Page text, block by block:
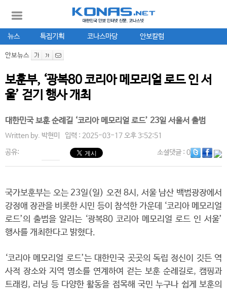
뉴스 특집기획 코나스마당 안보칼럼
안보뉴스
보훈부, ‘광복80 코리아 메모리얼 로드 인 서
울’ 걷기 행사 개최
대한민국 보훈 순례길 ‘코리아 메모리얼 로드’ 23일 서울서 출범
Written by. 박현미 입력 : 2025-03-17 오후 3:52:51
공유: 소셜댓글: 0
국가보훈부는 오는 23일(일) 오전 8시, 서울 남산 백범광장에서
강정애 장관을 비롯한 시민 등이 참석한 가운데 ‘코리아 메모리얼
로드’의 출범을 알리는 ‘광복80 코리아 메모리얼 로드 인 서울’
행사를 개최한다고 밝혔다.
‘코리아 메모리얼 로드’는 대한민국 곳곳의 독립 정신이 깃든 역
사적 장소와 지역 명소를 연계하여 걷는 보훈 순례길로, 캠핑과
트래킹, 러닝 등 다양한 활동을 접목해 국민 누구나 쉽게 보훈의